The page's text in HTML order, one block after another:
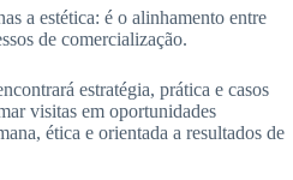
a estética: é o alinhamento entre
de comercialização.
estratégia, prática e casos
visitas em oportunidades
ética e orientada a resultados de